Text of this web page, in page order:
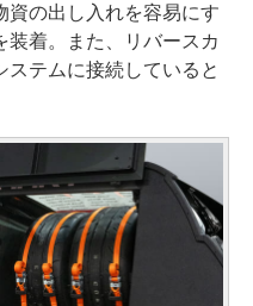
資の出し入れを容易にす
装着。また、リバースカ
ステムに接続していると